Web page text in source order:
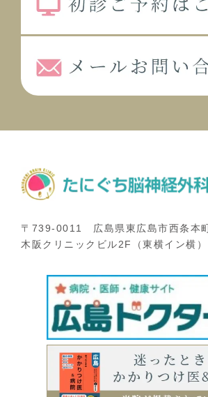
〒739-0011 広島県東広島市西条本
木阪クリニックビル2F（東横イン横）